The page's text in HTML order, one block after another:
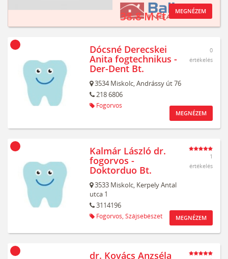
38.8 M Ft MEGNÉZEM
Dócsné Derecskei
Anita fogtechnikus -
Der-Dent Bt.
3534 Miskolc,Andrássy út 76
218 6806
Fogorvos
0
értékelés
MEGNÉZEM
Kalmár László dr.
fogorvos -
Doktorduo Bt.
3533 Miskolc, Kerpely Antal
utca 1
3114196
Fogorvos, Szájsebészet
1
értékelés
MEGNÉZEM
dr. Kovács Anzséla